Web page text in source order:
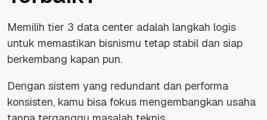
Memilih tier 3 data center adalah langkah logis
untuk memastikan bisnismu tetap stabil dan siap
berkembang kapan pun.
Dengan sistem yang redundant dan performa
konsisten, kamu bisa fokus mengembangkan usaha